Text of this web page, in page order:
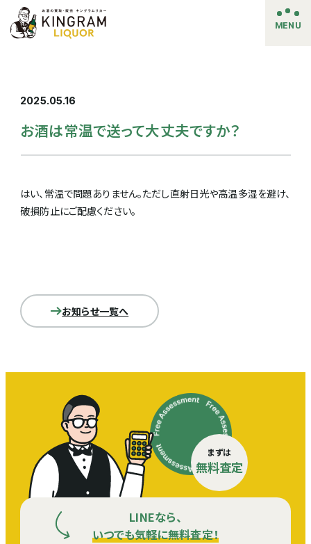
MENU
2025.05.16
お酒は常温で送って大丈夫ですか？
はい、常温で問題ありません。ただし直射日光や高温多湿を避け、
破損防止にご配慮ください。
お知らせ一覧へ
まずは
無料査定
LINEなら、
いつでも気軽に無料査定！